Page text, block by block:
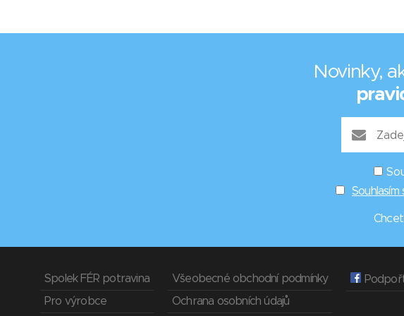
Novinky,
Spolek FÉR potravina
Pro výrobce
Všeobecné obchodní podmínky
Ochrana osobních údajů